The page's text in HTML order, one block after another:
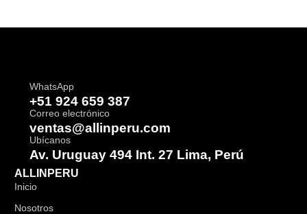
WhatsApp
+51 924 659 387
Correo electrónico
ventas@allinperu.com
Ubícanos
Av. Uruguay 494 Int. 27 Lima, Perú
ALLINPERU
Inicio
Nosotros